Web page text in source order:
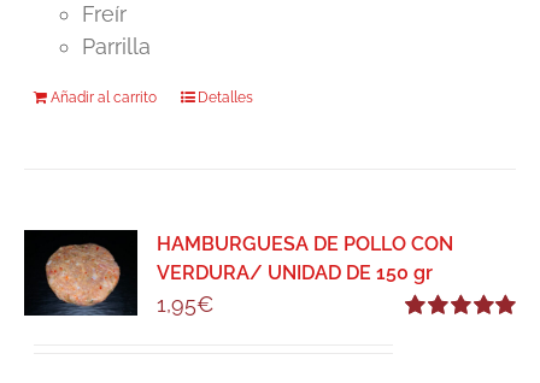
Freír
Parrilla
Añadir al carrito Detalles
HAMBURGUESA DE POLLO CON
VERDURA/ UNIDAD DE 150 gr
1,95€